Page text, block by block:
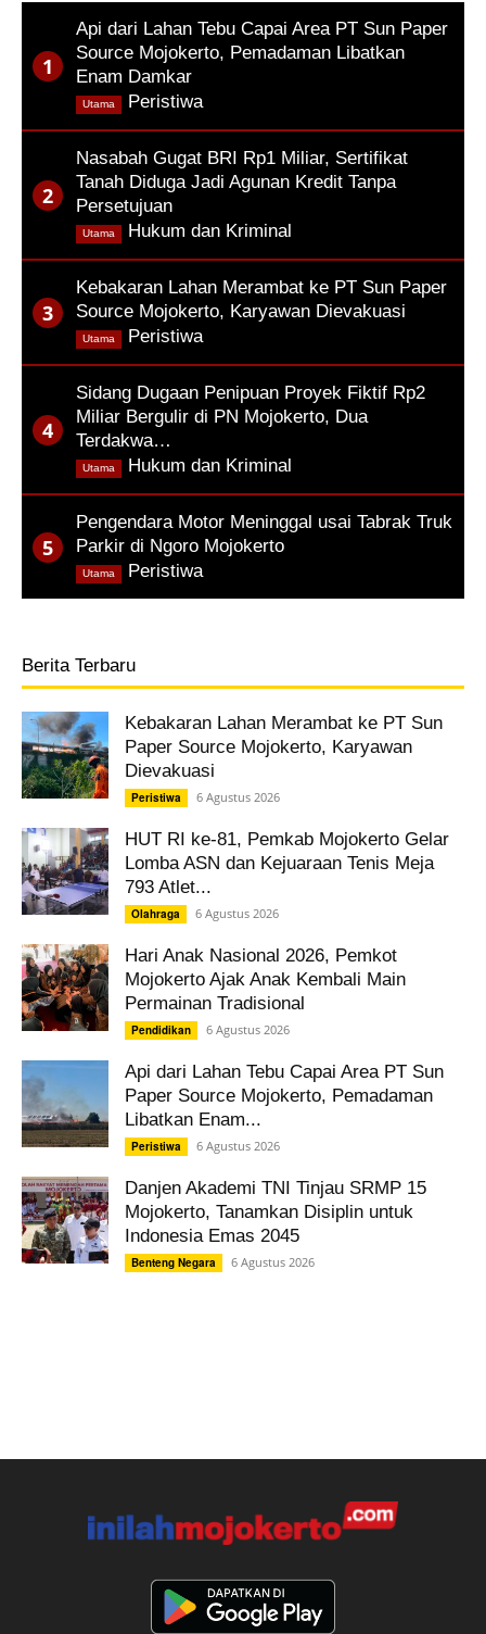
Api dari Lahan Tebu Capai Area PT Sun Paper
Source Mojokerto, Pemadaman Libatkan
Enam Damkar
Peristiwa,
Utama
Nasabah Gugat BRI Rp1 Miliar, Sertifikat
Tanah Diduga Jadi Agunan Kredit Tanpa
Persetujuan
Hukum dan Kriminal
Utama
Kebakaran Lahan Merambat ke PT Sun Paper
Source Mojokerto, Karyawan Dievakuasi
Peristiwa,
Utama
Sidang Dugaan Penipuan Proyek Fiktif Rp2
Miliar Bergulir di PN Mojokerto, Dua
Terdakwa…
Hukum dan Kriminal
Utama
Pengendara Motor Meninggal usai Tabrak Truk
Parkir di Ngoro Mojokerto
Peristiwa,
Utama
Berita Terbaru
Kebakaran Lahan Merambat ke PT Sun
Paper Source Mojokerto, Karyawan
Dievakuasi
Peristiwa 6 Agustus 2026
HUT RI ke-81, Pemkab Mojokerto Gelar
Lomba ASN dan Kejuaraan Tenis Meja
793 Atlet...
Olahraga 6 Agustus 2026
Hari Anak Nasional 2026, Pemkot
Mojokerto Ajak Anak Kembali Main
Permainan Tradisional
Pendidikan 6 Agustus 2026
Api dari Lahan Tebu Capai Area PT Sun
Paper Source Mojokerto, Pemadaman
Libatkan Enam...
Peristiwa 6 Agustus 2026
Danjen Akademi TNI Tinjau SRMP 15
Mojokerto, Tanamkan Disiplin untuk
Indonesia Emas 2045
Benteng Negara 6 Agustus 2026